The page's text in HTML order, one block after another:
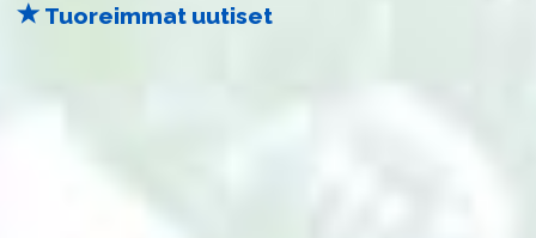
Tuoreimmat uutiset